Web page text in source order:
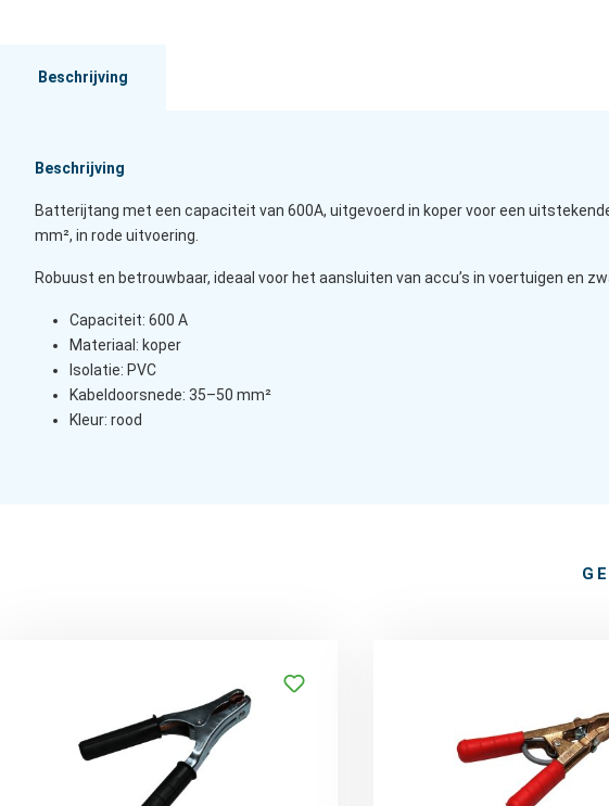
Beschrijving
Beschrijving
Batterijtang met een capaciteit van 600A, uitgevoerd in koper voor een
mm², in rode uitvoering.
Robuust en betrouwbaar, ideaal voor het aansluiten van accu’s in voertuigen en
Capaciteit: 600 A
Materiaal: koper
Isolatie: PVC
Kabeldoorsnede: 35–50 mm²
Kleur: rood